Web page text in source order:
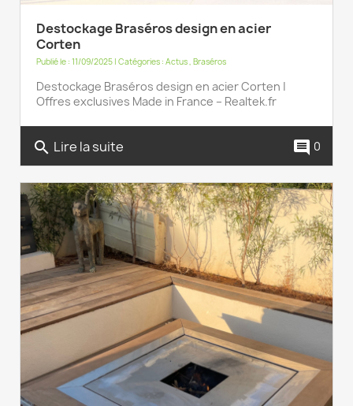
Destockage Braséros design en acier
Corten
Publié le : 11/09/2025 | Catégories : Actus, Braséros
Destockage Braséros design en acier Corten |
Offres exclusives Made in France – Realtek.fr
search Lire la suite comment 0